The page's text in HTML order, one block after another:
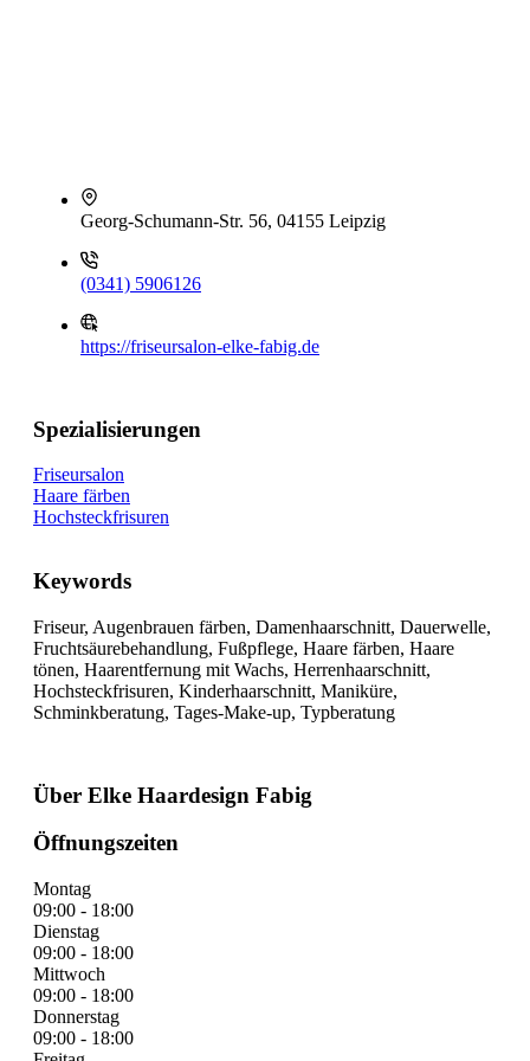
Georg-Schumann-Str. 56, 04155 Leipzig
(0341) 5906126
https://friseursalon-elke-fabig.de
Spezialisierungen
Friseursalon
Haare färben
Hochsteckfrisuren
Keywords
Friseur, Augenbrauen färben, Damenhaarschnitt, Dauerwelle,
Fruchtsäurebehandlung, Fußpflege, Haare färben, Haare
tönen, Haarentfernung mit Wachs, Herrenhaarschnitt,
Hochsteckfrisuren, Kinderhaarschnitt, Maniküre,
Schminkberatung, Tages-Make-up, Typberatung
Über Elke Haardesign Fabig
Öffnungszeiten
Montag
09:00 - 18:00
Dienstag
09:00 - 18:00
Mittwoch
09:00 - 18:00
Donnerstag
09:00 - 18:00